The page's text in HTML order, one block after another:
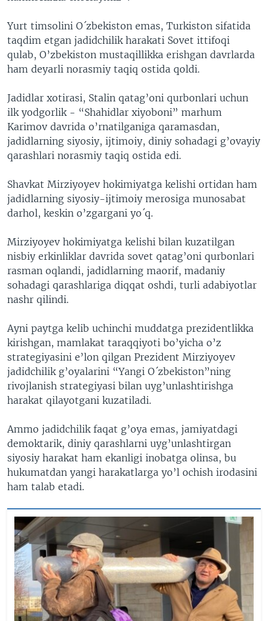
Yurt timsolini O´zbekiston emas, Turkiston sifatida
taqdim etgan jadidchilik harakati Sovet ittifoqi
qulab, O’zbekiston mustaqillikka erishgan davrlarda
ham deyarli norasmiy taqiq ostida qoldi.
Jadidlar xotirasi, Stalin qatag’oni qurbonlari uchun
ilk yodgorlik - “Shahidlar xiyoboni” marhum
Karimov davrida o’rnatilganiga qaramasdan,
jadidlarning siyosiy, ijtimoiy, diniy sohadagi g’ovayiy
qarashlari norasmiy taqiq ostida edi.
Shavkat Mirziyoyev hokimiyatga kelishi ortidan ham
jadidlarning siyosiy-ijtimoiy merosiga munosabat
darhol, keskin o’zgargani yo´q.
Mirziyoyev hokimiyatga kelishi bilan kuzatilgan
nisbiy erkinliklar davrida sovet qatag’oni qurbonlari
rasman oqlandi, jadidlarning maorif, madaniy
sohadagi qarashlariga diqqat oshdi, turli adabiyotlar
nashr qilindi.
Ayni paytga kelib uchinchi muddatga prezidentlikka
kirishgan, mamlakat taraqqiyoti bo’yicha o’z
strategiyasini e’lon qilgan Prezident Mirziyoyev
jadidchilik g’oyalarini “Yangi O´zbekiston”ning
rivojlanish strategiyasi bilan uyg’unlashtirishga
harakat qilayotgani kuzatiladi.
Ammo jadidchilik faqat g’oya emas, jamiyatdagi
demoktarik, diniy qarashlarni uyg’unlashtirgan
siyosiy harakat ham ekanligi inobatga olinsa, bu
hukumatdan yangi harakatlarga yo’l ochish irodasini
ham talab etadi.